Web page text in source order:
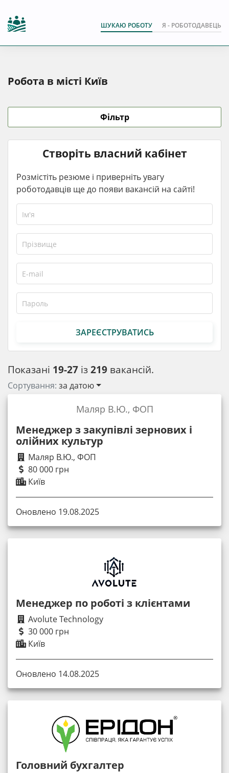
ШУКАЮ РОБОТУ Я - РОБОТОДАВЕЦЬ
Робота в місті Київ
Показані 19-27 із219 вакансій.
Сортування: за датою
Менеджер з закупівлі зернових і
олійних культур
Маляр В.Ю., ФОП
80 000 грн
Київ
Маляр В.Ю., ФОП
Оновлено 19.08.2025
Менеджер по роботі з клієнтами
Avolute Technology
30 000 грн
Київ
Оновлено 14.08.2025
Головний бухгалтер
Фільтр
Створіть власний кабінет
Розмістіть резюме і приверніть увагу
роботодавців ще до появи вакансій на сайті!
ЗАРЕЄСТРУВАТИСЬ